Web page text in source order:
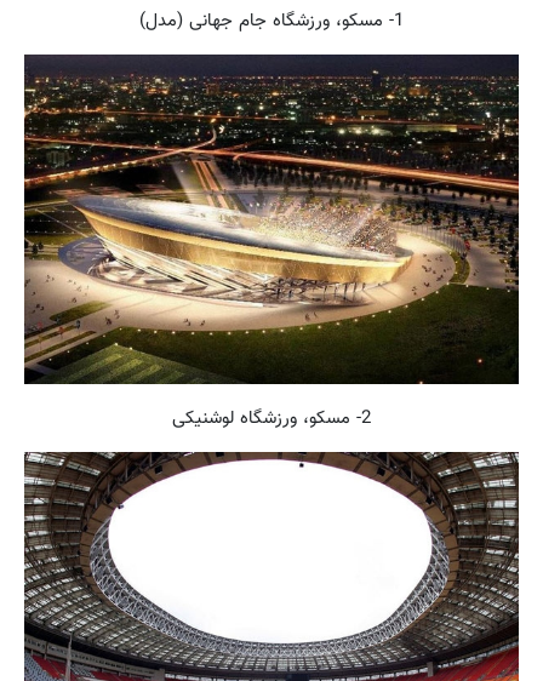
1- مسکو، ورزشگاه جام جهانی (مدل)
2- مسکو، ورزشگاه لوشنیکی